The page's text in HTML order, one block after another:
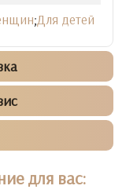
;Для детей
для вас: